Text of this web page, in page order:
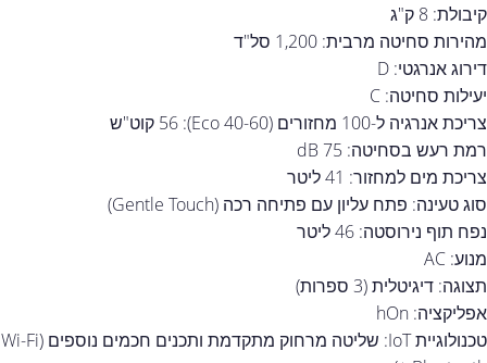
קיבולת: 8 ק"ג
מהירות סחיטה מרבית: 1,200 סל"ד
דירוג אנרגטי: D
יעילות סחיטה: C
צריכת אנרגיה ל-100 מחזורים (Eco 40-60): 56 קוט"ש
רמת רעש בסחיטה: 75 dB
צריכת מים למחזור: 41 ליטר
סוג טעינה: פתח עליון עם פתיחה רכה (Gentle Touch)
נפח תוף נירוסטה: 46 ליטר
מנוע: AC
תצוגה: דיגיטלית (3 ספרות)
אפליקציה: hOn
טכנולוגיית IoT: שליטה מרחוק מתקדמת ותכנים חכמים נוספים (Wi-Fi